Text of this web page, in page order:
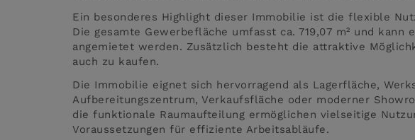
Ein besonderes Highlight dieser Immobilie ist die flexible
Die gesamte Gewerbefläche umfasst ca. 719,07 m² und
angemietet werden. Zusätzlich besteht die attraktive
auch zu kaufen.
Die Immobilie eignet sich hervorragend als Lagerfläche,
Aufbereitungszentrum, Verkaufsfläche oder moderner
die funktionale Raumaufteilung ermöglichen vielseitige
Voraussetzungen für effiziente Arbeitsabläufe.